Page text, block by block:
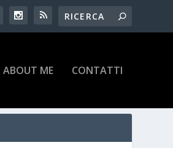
ABOUT ME CONTATTI